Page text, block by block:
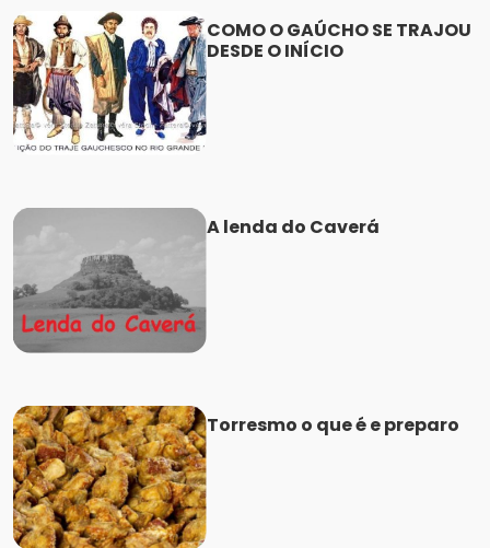
COMO O GAÚCHO SE TRAJOU
DESDE O INÍCIO
A lenda do Caverá
Torresmo o que é e preparo